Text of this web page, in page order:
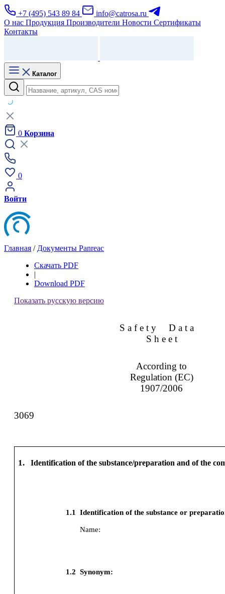
+7 (495) 543 89 84
info@catrosa.ru
О нас Продукция Производители Новости Сертификаты
Контакты
Каталог
0 Корзина
0
Войти
Главная / Документы Panreac
Скачать PDF
|
Download PDF
Показать русскую версию
S a f e t y
D a t a
S h e e t
According to
Regulation (EC)
1907/2006
3069
1. Identification of the substance/preparation and of the
1.1 Identification of the substance or
Name:
1.2 Synonym: